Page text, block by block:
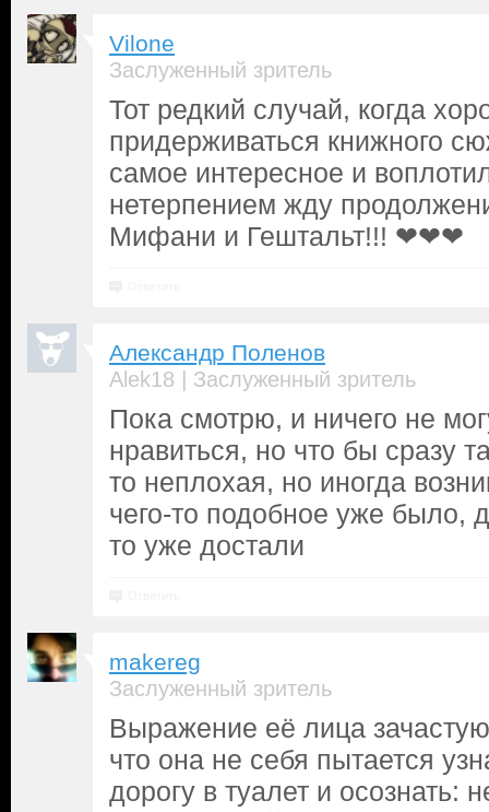
Vilone
Заслуженный зритель
Тот редкий случай, когда
придерживаться книжного
самое интересное и
нетерпением жду
Мифани и Гештальт!!! ❤❤❤
Александр Поленов
Alek18 | Заслуженный зритель
Пока смотрю, и ничего не
нравиться, но что бы сразу
то неплохая, но иногда
чего-то подобное уже было,
то уже достали
makereg
Заслуженный зритель
Выражение её лица
что она не себя пытается
дорогу в туалет и осознать: